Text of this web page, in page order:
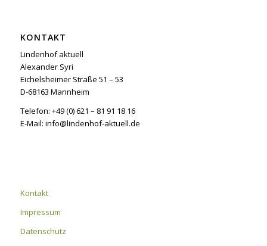
KONTAKT
Lindenhof aktuell
Alexander Syri
Eichelsheimer Straße 51 – 53
D-68163 Mannheim
Telefon: +49 (0) 621 – 81 91 18 16
E-Mail: info@lindenhof-aktuell.de
Kontakt
Impressum
Datenschutz